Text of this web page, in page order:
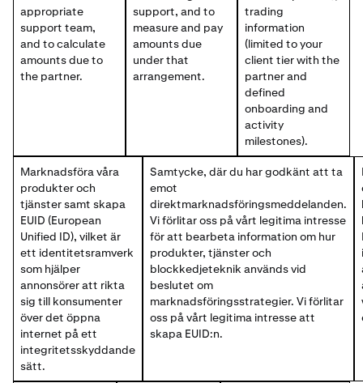
appropriate
support team,
and to calculate
amounts due to
the partner.
support, and to
measure and pay
amounts due
under that
arrangement.
trading
information
(limited to your
client tier with the
partner and
defined
onboarding and
activity
milestones).
Marknadsföra våra
produkter och
tjänster samt skapa
EUID (European
Unified ID), vilket är
ett identitetsramverk
som hjälper
annonsörer att rikta
sig till konsumenter
över det öppna
internet på ett
integritetsskyddande
sätt.
Samtycke, där du har godkänt att ta
emot
direktmarknadsföringsmeddelanden.
Vi förlitar oss på vårt legitima intresse
för att bearbeta information om hur
produkter, tjänster och
blockkedjeteknik används vid
beslutet om
marknadsföringsstrategier. Vi förlitar
oss på vårt legitima intresse att
skapa EUID:n.